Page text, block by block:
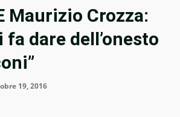
Maurizio Crozza:
fa dare dell’onesto
19, 2016